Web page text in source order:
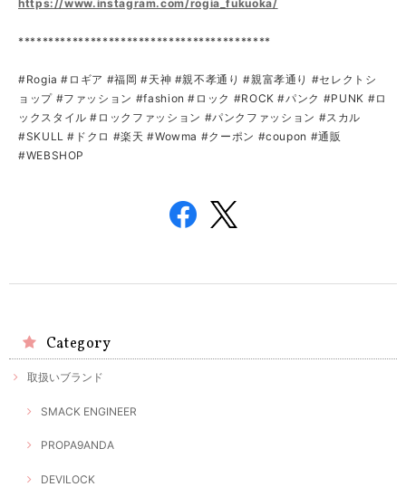
https://www.instagram.com/rogia_fukuoka/
******************************************
#Rogia #ロギア #福岡 #天神 #親不孝通り #親富孝通り #セレクトシ
ョップ #ファッション #fashion #ロック #ROCK #パンク #PUNK #ロ
ックスタイル #ロックファッション #パンクファッション #スカル
#SKULL #ドクロ #楽天 #Wowma #クーポン #coupon #通販
#WEBSHOP
Category
取扱いブランド
SMACK ENGINEER
PROPA9ANDA
DEVILOCK